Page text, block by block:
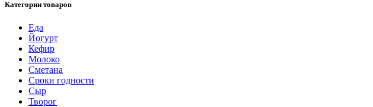
Категории товаров
Еда
Йогурт
Кефир
Молоко
Сметана
Сроки годности
Сыр
Творог